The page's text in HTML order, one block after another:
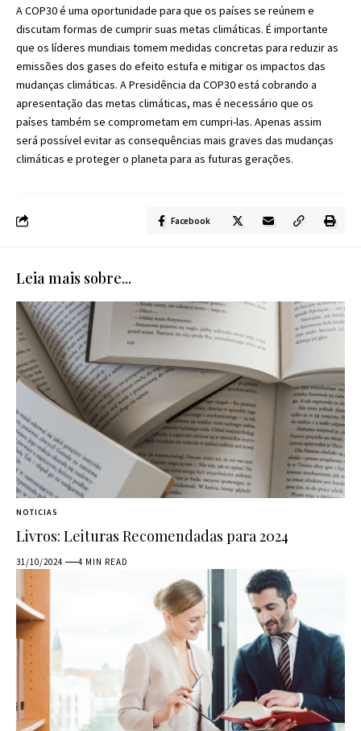
A COP30 é uma oportunidade para que os países se reúnem e
discutam formas de cumprir suas metas climáticas. É importante
que os líderes mundiais tomem medidas concretas para reduzir as
emissões dos gases do efeito estufa e mitigar os impactos das
mudanças climáticas. A Presidência da COP30 está cobrando a
apresentação das metas climáticas, mas é necessário que os
países também se comprometam em cumpri-las. Apenas assim
será possível evitar as consequências mais graves das mudanças
climáticas e proteger o planeta para as futuras gerações.
Facebook
Leia mais sobre...
NOTICIAS
Livros: Leituras Recomendadas para 2024
31/10/2024 4 MIN READ